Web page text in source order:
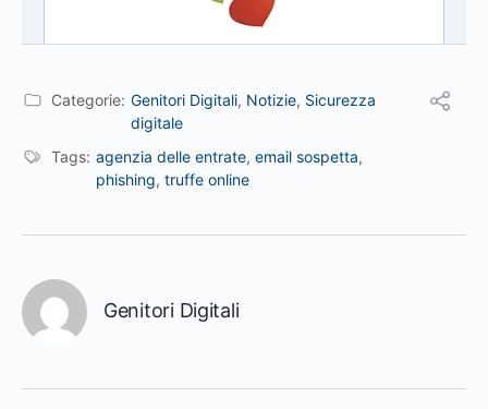
Categorie: Genitori Digitali, Notizie, Sicurezza
digitale
Tags: agenzia delle entrate, email sospetta,
phishing, truffe online
Genitori Digitali